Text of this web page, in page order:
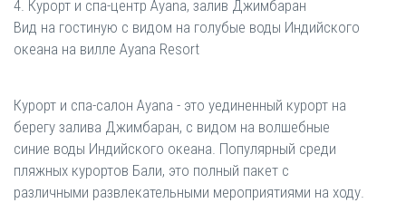
4. Курорт и спа-центр Ayana, залив Джимбаран
Вид на гостиную с видом на голубые воды Индийского
океана на вилле Ayana Resort
Курорт и спа-салон Ayana - это уединенный курорт на
берегу залива Джимбаран, с видом на волшебные
синие воды Индийского океана. Популярный среди
пляжных курортов Бали, это полный пакет с
различными развлекательными мероприятиями на ходу.